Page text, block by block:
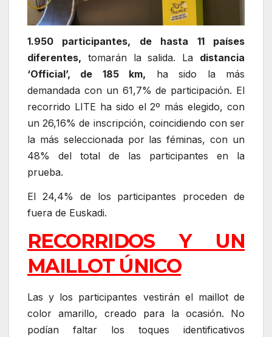
1.950 participantes, de hasta 11 países
diferentes, tomarán la salida. La distancia
‘Official’, de 185 km, ha sido la más
demandada con un 61,7% de participación. El
recorrido LITE ha sido el 2º más elegido, con
un 26,16% de inscripción, coincidiendo con ser
la más seleccionada por las féminas, con un
48% del total de las participantes en la
prueba.
El 24,4% de los participantes proceden de
fuera de Euskadi.
RECORRIDOS Y UN
MAILLOT ÚNICO
Las y los participantes vestirán el maillot de
color amarillo, creado para la ocasión. No
podían faltar los toques identificativos